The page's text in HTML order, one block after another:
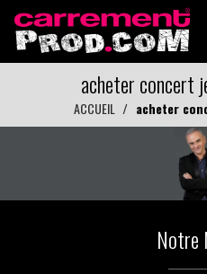
acheter concert
ACCUEIL acheter
Notre